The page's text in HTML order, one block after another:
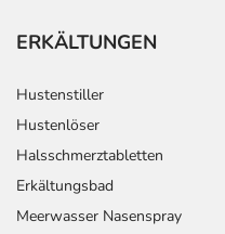
ERKÄLTUNGEN
Hustenstiller
Hustenlöser
Halsschmerztabletten
Erkältungsbad
Meerwasser Nasenspray